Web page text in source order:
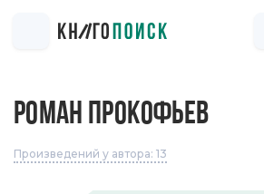
РОМАН ПРОКОФЬЕВ
Произведений у автора: 13